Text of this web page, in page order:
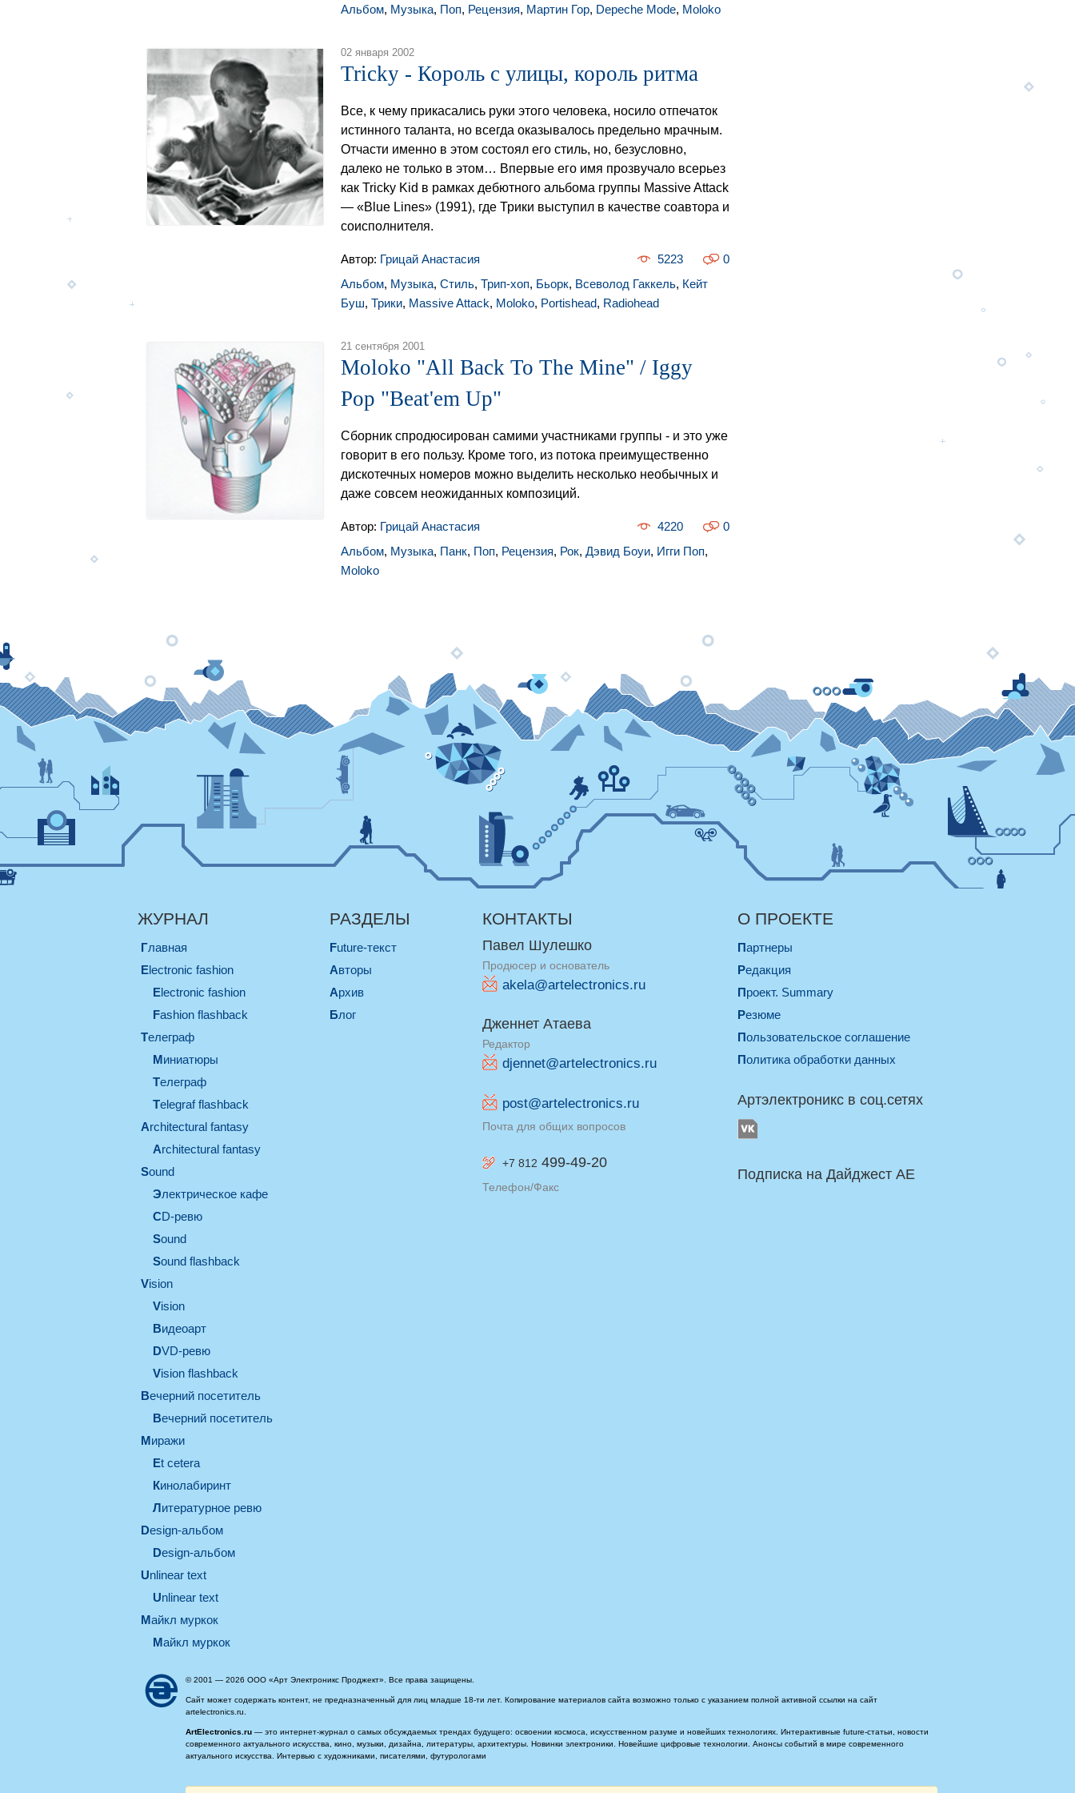
Альбом, Музыка, Поп, Рецензия, Мартин Гор, Depeche Mode, Moloko
02 января 2002
Tricky - Король с улицы, король ритма
Все, к чему прикасались руки этого человека, носило отпечаток
истинного таланта, но всегда оказывалось предельно мрачным.
Отчасти именно в этом состоял его стиль, но, безусловно,
далеко не только в этом… Впервые его имя прозвучало всерьез
как Tricky Kid в рамках дебютного альбома группы Massive Attack
— «Blue Lines» (1991), где Трики выступил в качестве соавтора и
соисполнителя.
Автор: Грицай Анастасия 0
5223
Альбом, Музыка, Стиль, Трип-хоп, Бьорк, Всеволод Гаккель, Кейт
Буш, Трики, Massive Attack, Moloko, Portishead, Radiohead
21 сентября 2001
Moloko "All Back To The Mine" / Iggy
Pop "Beat'em Up"
Сборник спродюсирован самими участниками группы - и это уже
говорит в его пользу. Кроме того, из потока преимущественно
дискотечных номеров можно выделить несколько необычных и
даже совсем неожиданных композиций.
Автор: Грицай Анастасия 0
4220
Альбом, Музыка, Панк, Поп, Рецензия, Рок, Дэвид Боуи, Игги Поп,
Moloko
ЖУРНАЛ
Главная
electronic fashion
electronic fashion
Fashion flashback
телеграф
миниатюры
телеграф
Telegraf flashback
architectural fantasy
architectural fantasy
sound
электрическое кафе
CD-ревю
sound
Sound flashback
vision
vision
видеоарт
DVD-ревю
Vision flashback
вечерний посетитель
вечерний посетитель
миражи
et cetera
кинолабиринт
литературное ревю
design-альбом
design-альбом
unlinear text
Unlinear text
майкл муркок
майкл муркок
РАЗДЕЛЫ
Future-текст
Авторы
Архив
Блог
КОНТАКТЫ
Павел Шулешко
Продюсер и основатель
akela@artelectronics.ru
Дженнет Атаева
Редактор
djennet@artelectronics.ru
post@artelectronics.ru
Почта для общих вопросов
+7 812 499-49-20
Телефон/Факс
О ПРОЕКТЕ
Партнеры
Редакция
Проект. Summary
Резюме
Пользовательское соглашение
Политика обработки данных
Артэлектроникс в соц.сетях
Подписка на Дайджест AE
© 2001 — 2026 ООО «Арт Электроникс Проджект». Все права защищены.
Сайт может содержать контент, не предназначенный для лиц младше 18-ти лет. Копирование материалов сайта возможно только с указанием полной активной ссылки на сайт
artelectronics.ru.
ArtElectronics.ru — это интернет-журнал о самых обсуждаемых трендах будущего: освоении космоса, искусственном разуме и новейших технологиях. Интерактивные future-статьи, новости
современного актуального искусства, кино, музыки, дизайна, литературы, архитектуры. Новинки электроники. Новейшие цифровые технологии. Анонсы событий в мире современного
актуального искусства. Интервью с художниками, писателями, футурологами